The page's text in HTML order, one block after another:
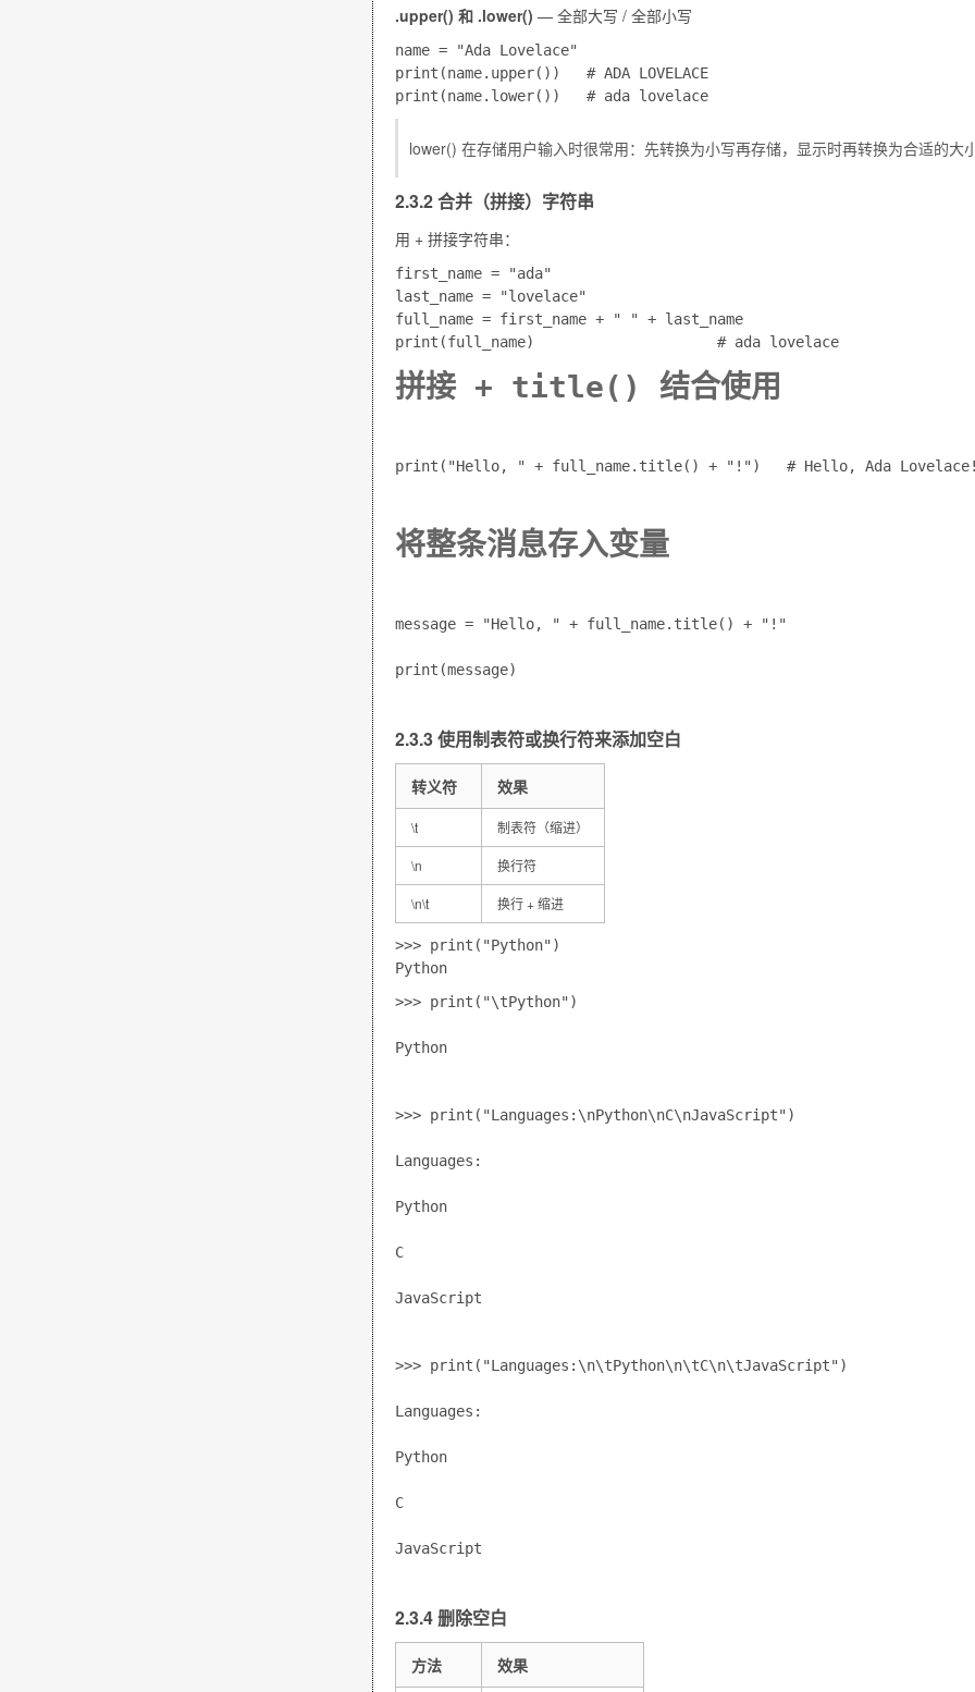
.upper() 和 .lower() — 全部大写 / 全部小写
name = "Ada Lovelace"
print(name.upper())   # ADA LOVELACE
lower() 在存储用户输入时很常用：先转换为小写再存储，显示时再转换为合适的大
2.3.2 合并（拼接）字符串
用 + 拼接字符串：
first_name = "ada"
last_name = "lovelace"
full_name = first_name + " " + last_name
拼接 + title() 结合使用
print("Hello, " + full_name.title() + "!")   # Hello, Ada
将整条消息存入变量
message = "Hello, " + full_name.title() + "!"
print(message)
2.3.3 使用制表符或换行符来添加空白
转义符 效果
\t 制表符（缩进）
\n 换行符
\n\t 换行 + 缩进
>>> print("Python")
>>> print("\tPython")
Python
>>> print("Languages:\nPython\nC\nJavaScript")
Languages:
Python
C
JavaScript
>>> print("Languages:\n\tPython\n\tC\n\tJavaScript")
Languages:
Python
C
JavaScript
2.3.4 删除空白
方法 效果